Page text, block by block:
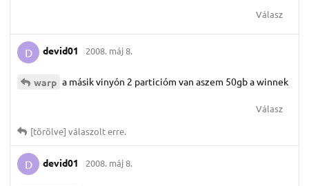
Válasz
D devid01 2008. máj 8.
warp a másik vinyón 2 particióm van aszem 50gb a winnek
Válasz
[törölve] válaszolt erre.
D devid01 2008. máj 8.